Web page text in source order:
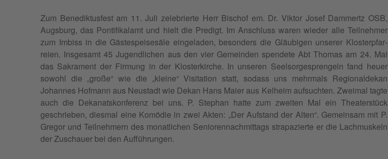
Zum Benedik­tus­fest am 11. Juli zele­bri­erte Herr Bischof em. Dr. Vik­tor Josef Dammertz OSB,
Augs­burg, das Pon­tif­ikalamt und hielt die Predigt. Im Anschluss waren wieder alle Teil­nehmer
zum Imbiss in die Gäste­speis­esäle ein­ge­laden, beson­ders die Gläu­bi­gen unser­er Klosterp­far­
reien. Ins­ge­samt 45 Jugendlichen aus den vier Gemein­den spendete Abt Thomas am 24. Mai
das Sakra­ment der Fir­mung in der Klosterkirche. In unseren Seel­sorge­spren­geln fand heuer
sowohl die „große“ wie die „kleine“ Vis­i­ta­tion statt, sodass uns mehrmals Region­aldekan
Johannes Hof­mann aus Neustadt wie Dekan Hans Maier aus Kel­heim auf­sucht­en. Zweimal tagte
auch die Dekanatskon­ferenz bei uns. P. Stephan hat­te zum zweit­en Mal ein The­ater­stück
geschrieben, dies­mal eine Komödie in zwei Akten: „Der Auf­s­tand der Alten“. Gemein­sam mit P.
Gre­gor und Teil­nehmern des monatlichen Senioren­nach­mit­tags stra­pazierte er die Lach­muskeln
der Zuschauer bei den Aufführungen.